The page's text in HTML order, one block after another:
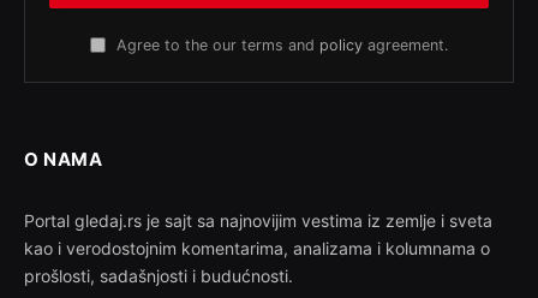
Agree to the our terms and policy agreement.
O NAMA
Portal gledaj.rs je sajt sa najnovijim vestima iz zemlje i sveta
kao i verodostojnim komentarima, analizama i kolumnama o
prošlosti, sadašnjosti i budućnosti.